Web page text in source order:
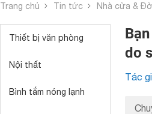
Trang chủ Tin tức Nhà cửa &
Thiết bị văn phòng
Nội thất
Bình tắm nóng lạnh
do
Tác